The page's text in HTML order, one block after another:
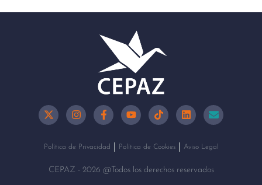
Política de Privacidad Política de Cookies Aviso Legal
CEPAZ - 2026 @Todos los derechos reservados